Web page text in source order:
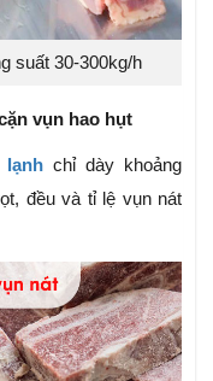
suất 30-300kg/h
vụn hao hụt
chỉ dày khoảng
đều và tỉ lệ vụn nát